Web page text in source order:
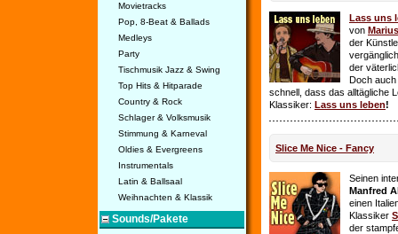
Movietracks
Pop, 8-Beat & Ballads
Medleys
Party
Tischmusik Jazz & Swing
Top Hits & Hitparade
Country & Rock
Schlager & Volksmusik
Stimmung & Karneval
Oldies & Evergreens
Instrumentals
Latin & Ballsaal
Weihnachten & Klassik
Sounds/Pakete
Lass uns
von
der
der
Doch auch
schnell, dass das alltägliche
Klassiker: Lass uns leben!
Slice Me Nice - Fancy
Seinen
Manfred
einen
Klassiker
der